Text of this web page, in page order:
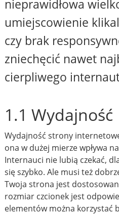
nieprawidłowa
umiejscowienie
czy brak
zniechęcić nawet
cierpliwego
1.1 Wydajność
Wydajność strony
ona w dużej mierze wpływa
Internauci nie lubią czekać,
się szybko. Ale musi też
Twoja strona jest
rozmiar czcionek jest
elementów można korzystać